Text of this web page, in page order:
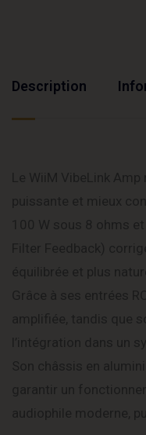
Description
garantir un